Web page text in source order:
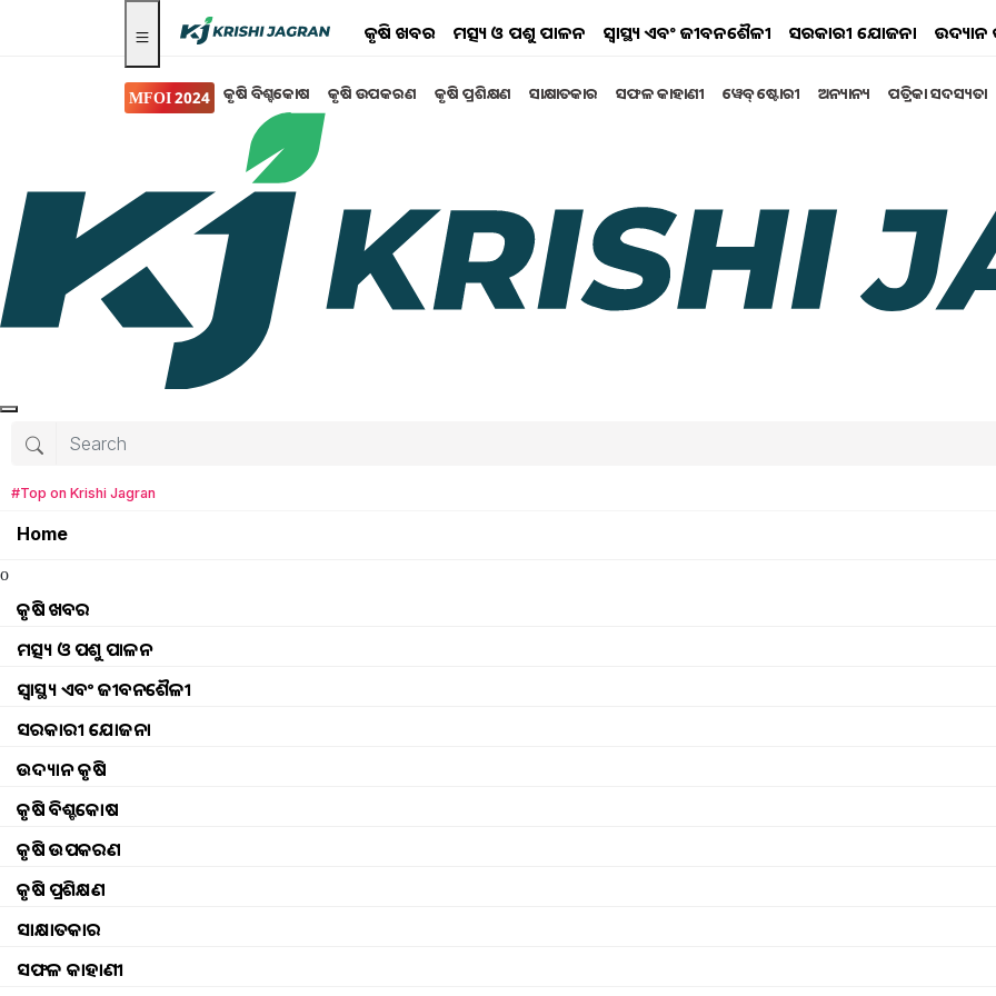
କୃଷି ଖବର ମତ୍ସ୍ୟ ଓ ପଶୁ ପାଳନ ସ୍ୱାସ୍ଥ୍ୟ ଏବଂ ଜୀବନଶୈଳୀ ସରକାରୀ ଯୋଜନା ଉଦ୍ୟାନ
MFOI 2024 କୃଷି ବିଶ୍ବକୋଷ କୃଷି ଉପକରଣ କୃଷି ପ୍ରଶିକ୍ଷଣ ସାକ୍ଷାତକାର ସଫଳ କାହାଣୀ ୱେବ୍ ଷ୍ଟୋରୀ ଅନ୍ୟାନ୍ୟ ପତ୍ରିକା ସଦସ୍ୟତା
#Top on Krishi Jagran
Home
o
କୃଷି ଖବର
ମତ୍ସ୍ୟ ଓ ପଶୁ ପାଳନ
ସ୍ୱାସ୍ଥ୍ୟ ଏବଂ ଜୀବନଶୈଳୀ
ସରକାରୀ ଯୋଜନା
ଉଦ୍ୟାନ କୃଷି
କୃଷି ବିଶ୍ବକୋଷ
କୃଷି ଉପକରଣ
କୃଷି ପ୍ରଶିକ୍ଷଣ
ସାକ୍ଷାତକାର
ସଫଳ କାହାଣୀ
କୃଷି ଖବର
PM Kisan: ନୂଆ ବର୍ଷରେ ଚାଷୀଙ୍କୁ ମୋଦିଙ୍କ ଉପହାର,
୧୦ କୋଟି କୃଷକଙ୍କ ଆକାଉଣ୍ଟକୁ ଯିବ ୨୦ ହଜାର କୋଟି
ଟଙ୍କା